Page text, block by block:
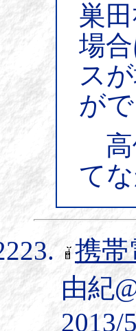
巣
場
ス
が
高
て
携帯
由紀
2013/